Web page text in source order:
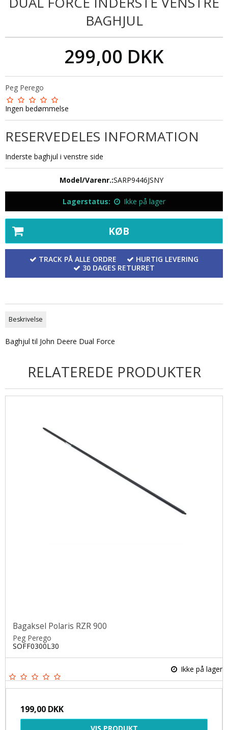
BAGHJUL
299,00 DKK
Peg Perego
Ingen bedømmelse
RESERVEDELES INFORMATION
Inderste baghjul i venstre side
Model/Varenr.:SARP9446JSNY
Lagerstatus: Ikke på lager
KØB
TRACK PÅ ALLE ORDRE
HURTIG LEVERING
30 DAGES RETURRET
Beskrivelse
Baghjul til John Deere Dual Force
RELATEREDE PRODUKTER
Bagaksel Polaris RZR 900
Peg Perego
SOFF0300L30
Ikke på lager
199,00 DKK